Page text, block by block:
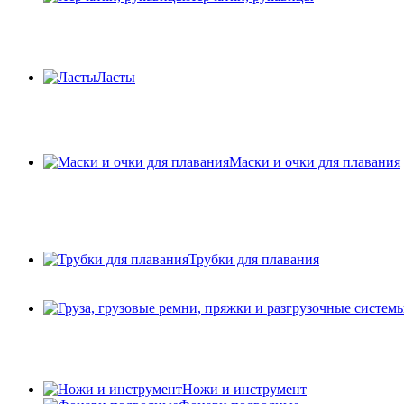
Ласты
Маски и очки для плавания
Трубки для плавания
Ножи и инструмент